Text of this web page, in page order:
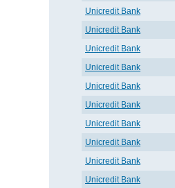
Unicredit Bank
Unicredit Bank
Unicredit Bank
Unicredit Bank
Unicredit Bank
Unicredit Bank
Unicredit Bank
Unicredit Bank
Unicredit Bank
Unicredit Bank